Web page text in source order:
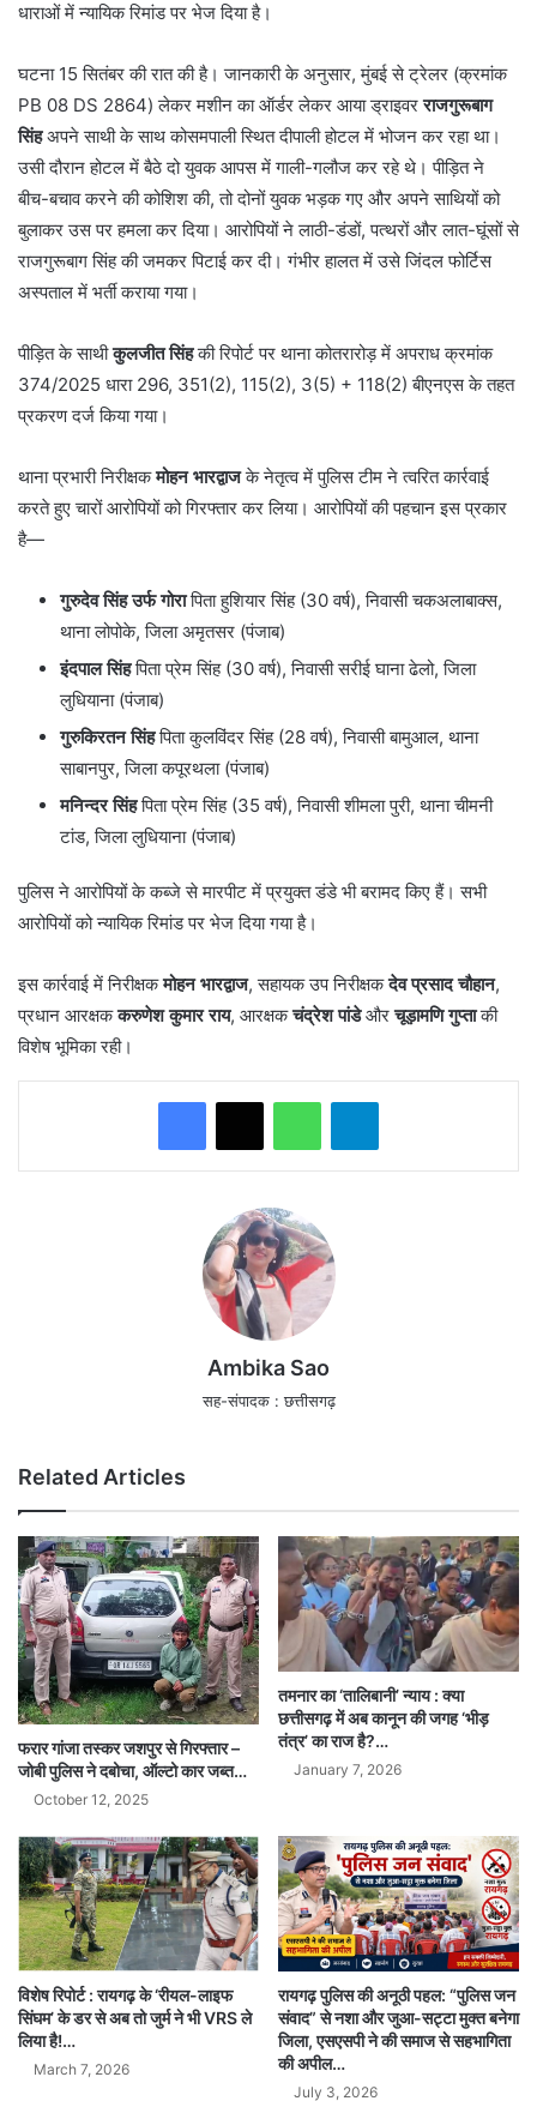
धाराओं में न्यायिक रिमांड पर भेज दिया है।
घटना 15 सितंबर की रात की है। जानकारी के अनुसार, मुंबई से ट्रेलर (क्रमांक
PB 08 DS 2864) लेकर मशीन का ऑर्डर लेकर आया ड्राइवरराजगुरूबाग
सिंहअपने साथी के साथ कोसमपाली स्थित दीपाली होटल में भोजन कर रहा था।
उसी दौरान होटल में बैठे दो युवक आपस में गाली-गलौज कर रहे थे। पीड़ित ने
बीच-बचाव करने की कोशिश की, तो दोनों युवक भड़क गए और अपने साथियों को
बुलाकर उस पर हमला कर दिया। आरोपियों ने लाठी-डंडों, पत्थरों और लात-घूंसों से
राजगुरूबाग सिंह की जमकर पिटाई कर दी। गंभीर हालत में उसे जिंदल फोर्टिस
अस्पताल में भर्ती कराया गया।
पीड़ित के साथीकुलजीत सिंहकी रिपोर्ट पर थाना कोतरारोड़ में अपराध क्रमांक
374/2025 धारा 296, 351(2), 115(2), 3(5) + 118(2) बीएनएस के तहत
प्रकरण दर्ज किया गया।
थाना प्रभारी निरीक्षकमोहन भारद्वाजके नेतृत्व में पुलिस टीम ने त्वरित कार्रवाई
करते हुए चारों आरोपियों को गिरफ्तार कर लिया। आरोपियों की पहचान इस प्रकार
है—
गुरुदेव सिंह उर्फ गोरापिता हुशियार सिंह (30 वर्ष), निवासी चकअलाबाक्स,
थाना लोपोके, जिला अमृतसर (पंजाब)
इंदपाल सिंहपिता प्रेम सिंह (30 वर्ष), निवासी सरीई घाना ढेलो, जिला
लुधियाना (पंजाब)
गुरुकिरतन सिंहपिता कुलविंदर सिंह (28 वर्ष), निवासी बामुआल, थाना
साबानपुर, जिला कपूरथला (पंजाब)
मनिन्दर सिंहपिता प्रेम सिंह (35 वर्ष), निवासी शीमला पुरी, थाना चीमनी
टांड, जिला लुधियाना (पंजाब)
पुलिस ने आरोपियों के कब्जे से मारपीट में प्रयुक्त डंडे भी बरामद किए हैं। सभी
आरोपियों को न्यायिक रिमांड पर भेज दिया गया है।
इस कार्रवाई में निरीक्षकमोहन भारद्वाज, सहायक उप निरीक्षकदेव प्रसाद चौहान,
प्रधान आरक्षककरुणेश कुमार राय, आरक्षकचंद्रेश पांडेऔरचूड़ामणि गुप्ताकी
विशेष भूमिका रही।
WhatsAppTelegram
Ambika Sao
सह-संपादक : छत्तीसगढ़
Related Articles
फरार गांजा तस्कर जशपुर से गिरफ्तार –
जोबी पुलिस ने दबोचा, ऑल्टो कार जब्त…
October 12, 2025
तमनार का ‘तालिबानी’ न्याय : क्या
छत्तीसगढ़ में अब कानून की जगह ‘भीड़
तंत्र’ का राज है?…
January 7, 2026
विशेष रिपोर्ट : रायगढ़ के ‘रीयल-लाइफ
सिंघम’ के डर से अब तो जुर्म ने भी VRS ले
लिया है!…
March 7, 2026
रायगढ़ पुलिस की अनूठी पहल: “पुलिस जन
संवाद” से नशा और जुआ-सट्टा मुक्त बनेगा
जिला, एसएसपी ने की समाज से सहभागिता
की अपील…
July 3, 2026